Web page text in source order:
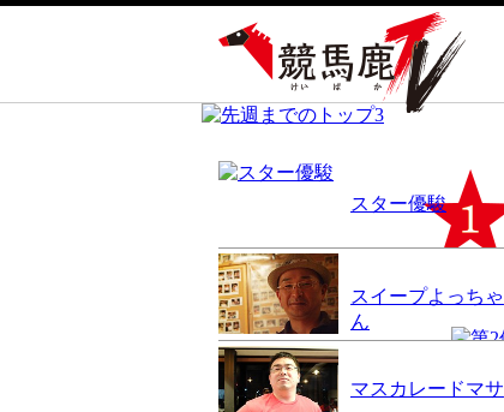
スター優駿
スイープよっちゃ
ん
マスカレードマサ